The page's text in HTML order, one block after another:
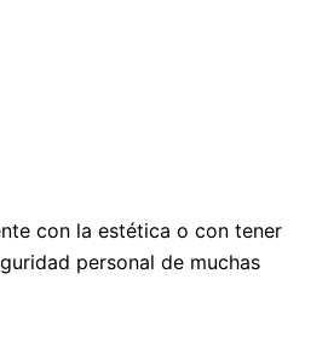
con la estética o con tener
personal de muchas